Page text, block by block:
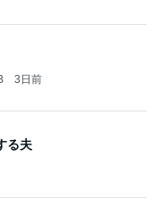
3日前
る夫